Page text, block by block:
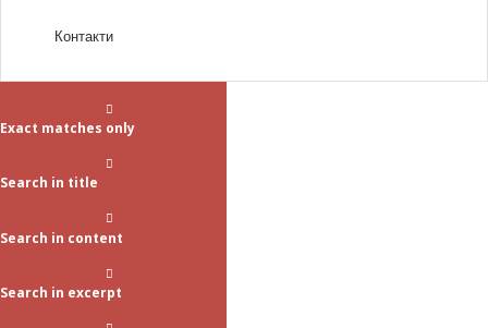
Контакти
Exact matches only
Search in title
Search in content
Search in excerpt